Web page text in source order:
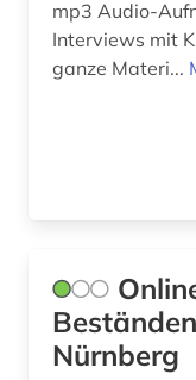
ballangen (1)
bauernhof (1)
baum (2)
Ukraine (7)
mp3 Audio-
Interviews mit
ganze Materi...
Nürnberg